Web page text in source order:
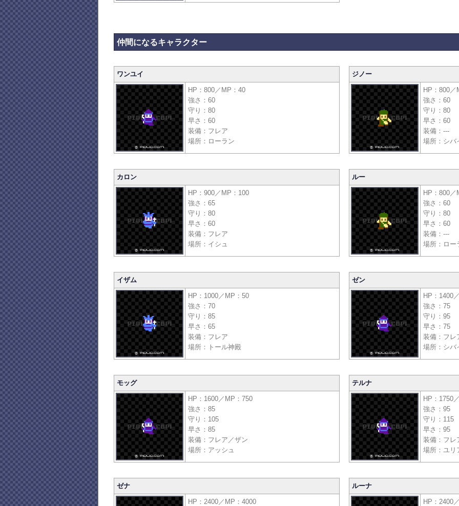
仲間になるキャラクター
ワンユイ
HP：800／MP：40
強さ：60
守り：80
早さ：60
装備：フレア
場所：ローラン
ジノー
HP：800／
強さ：60
守り：80
早さ：60
装備：---
場所：シバ
カロン
HP：900／MP：100
強さ：65
守り：80
早さ：60
装備：フレア
場所：イシュ
ルー
HP：800／
強さ：60
守り：80
早さ：60
装備：---
場所：ロー
イザム
HP：1000／MP：50
強さ：70
守り：85
早さ：65
装備：フレア
場所：トール神殿
ゼン
HP：1400
強さ：75
守り：95
早さ：75
装備：フレ
場所：シバ
モッグ
HP：1600／MP：750
強さ：85
守り：105
早さ：85
装備：フレア／ザン
場所：アッシュ
テルナ
HP：1750
強さ：95
守り：115
早さ：95
装備：フレ
場所：ユリ
ゼナ
HP：2400／MP：4000
ルーナ
HP：2400